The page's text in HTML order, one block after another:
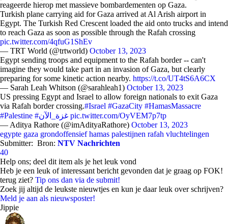
reageerde hierop met massieve bombardementen op Gaza.
Turkish plane carrying aid for Gaza arrived at Al Arish airport in
Egypt. The Turkish Red Crescent loaded the aid onto trucks and intend
to reach Gaza as soon as possible through the Rafah crossing
pic.twitter.com/4qfuG1ShEv
— TRT World (@trtworld) October 13, 2023
Egypt sending troops and equipment to the Rafah border -- can't
imagine they would take part in an invasion of Gaza, but clearly
preparing for some kinetic action nearby. https://t.co/UT4tS6A6CX
— Sarah Leah Whitson (@sarahleah1) October 13, 2023
US pressing Egypt and Israel to allow foreign nationals to exit Gaza
via Rafah border crossing.#Israel #GazaCity #HamasMassacre
#Palestine
#غزة_الآن pic.twitter.com/OyVEM7p7tp
— Aditya Rathore (@imAdityaRathore) October 13, 2023
egypte gaza grondoffensief hamas palestijnen rafah vluchtelingen
Submitter: Bron: NTV Nachrichten
40
Help ons; deel dit item als je het leuk vond
Heb je een leuk of interessant bericht gevonden dat je graag op FOK!
terug ziet? Tip ons dan via de submit!
Zoek jij altijd de leukste nieuwtjes en kun je daar leuk over schrijven?
Meld je aan als nieuwsposter!
Jippie